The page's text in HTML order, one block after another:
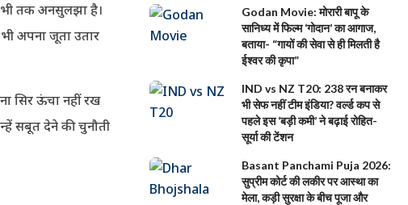
तक अनसुलझा है।
अपना जूता उतार
सिर ऊंचा नहीं रख
सबूत देने की चुनौती
Godan Movie: मोरारी बापू के
सानिध्य में फिल्म ‘गोदान’ का आगाज,
बताया- “गायों की सेवा से ही मिलती है
ईश्वर की कृपा”
IND vs NZ T20: 238 रन बनाकर
भी सेफ नहीं टीम इंडिया? वर्ल्ड कप से
पहले इस ‘बड़ी कमी’ ने बढ़ाई रोहित-
सूर्या की टेंशन
Basant Panchami Puja 2026:
सुप्रीम कोर्ट की लकीर पर आस्था का
मेला, कड़ी सुरक्षा के बीच पूजा और